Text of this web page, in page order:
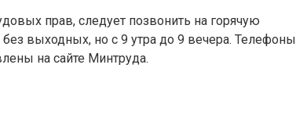
прав, следует позвонить на горячую
выходных, но с 9 утра до 9 вечера. Телефоны
на сайте Минтруда.